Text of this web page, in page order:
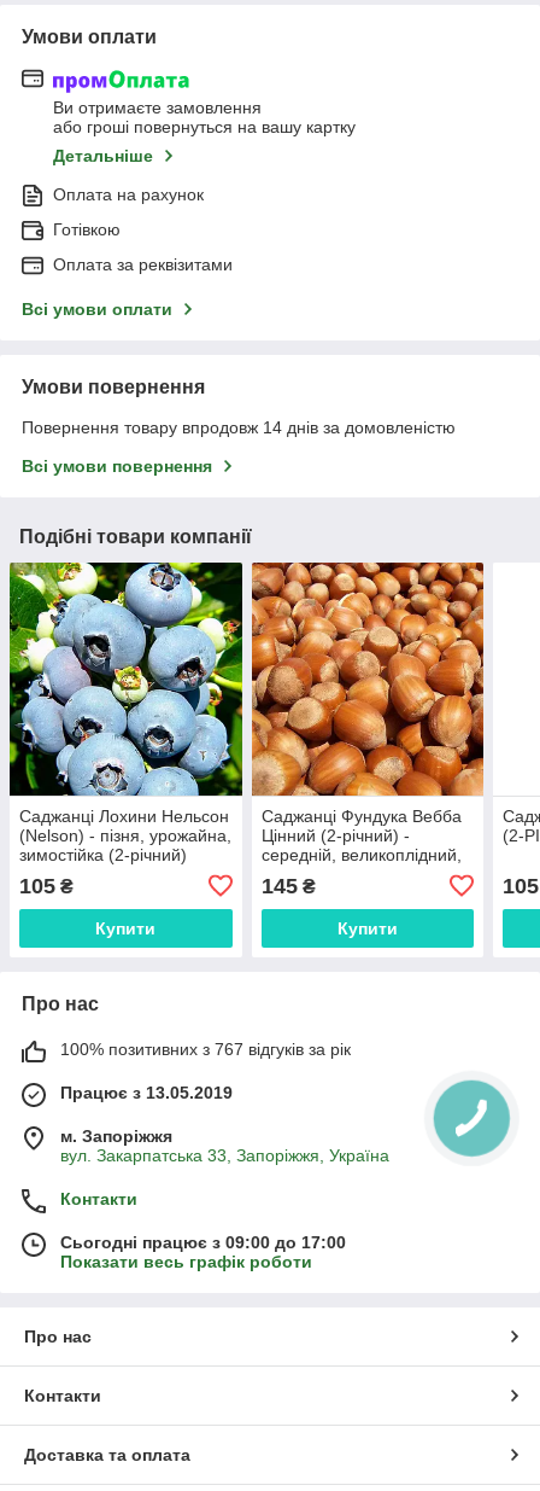
Умови оплати
Ви отримаєте замовлення
або гроші повернуться на вашу картку
Детальніше
Оплата на рахунок
Готівкою
Оплата за реквізитами
Всі умови оплати
Умови повернення
Повернення товару впродовж 14 днів за домовленістю
Всі умови повернення
Подібні товари компанії
Саджанці Лохини Нельсон
(Nelson) - пізня, урожайна,
зимостійка (2-річний)
105 ₴
Купити
Саджанці Фундука Вебба
Цінний (2-річний) -
середній, великоплідний,
145₴
Купити
(2-
105
Про нас
100% позитивних з 767 відгуків за рік
Працює з 13.05.2019
м. Запоріжжя
вул. Закарпатська 33, Запоріжжя, Україна
Контакти
Сьогодні працює з 09:00 до 17:00
Показати весь графік роботи
Про нас
Контакти
Доставка та оплата